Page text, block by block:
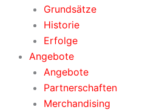
Grundsätze
Historie
Erfolge
Angebote
Angebote
Partnerschaften
Merchandising